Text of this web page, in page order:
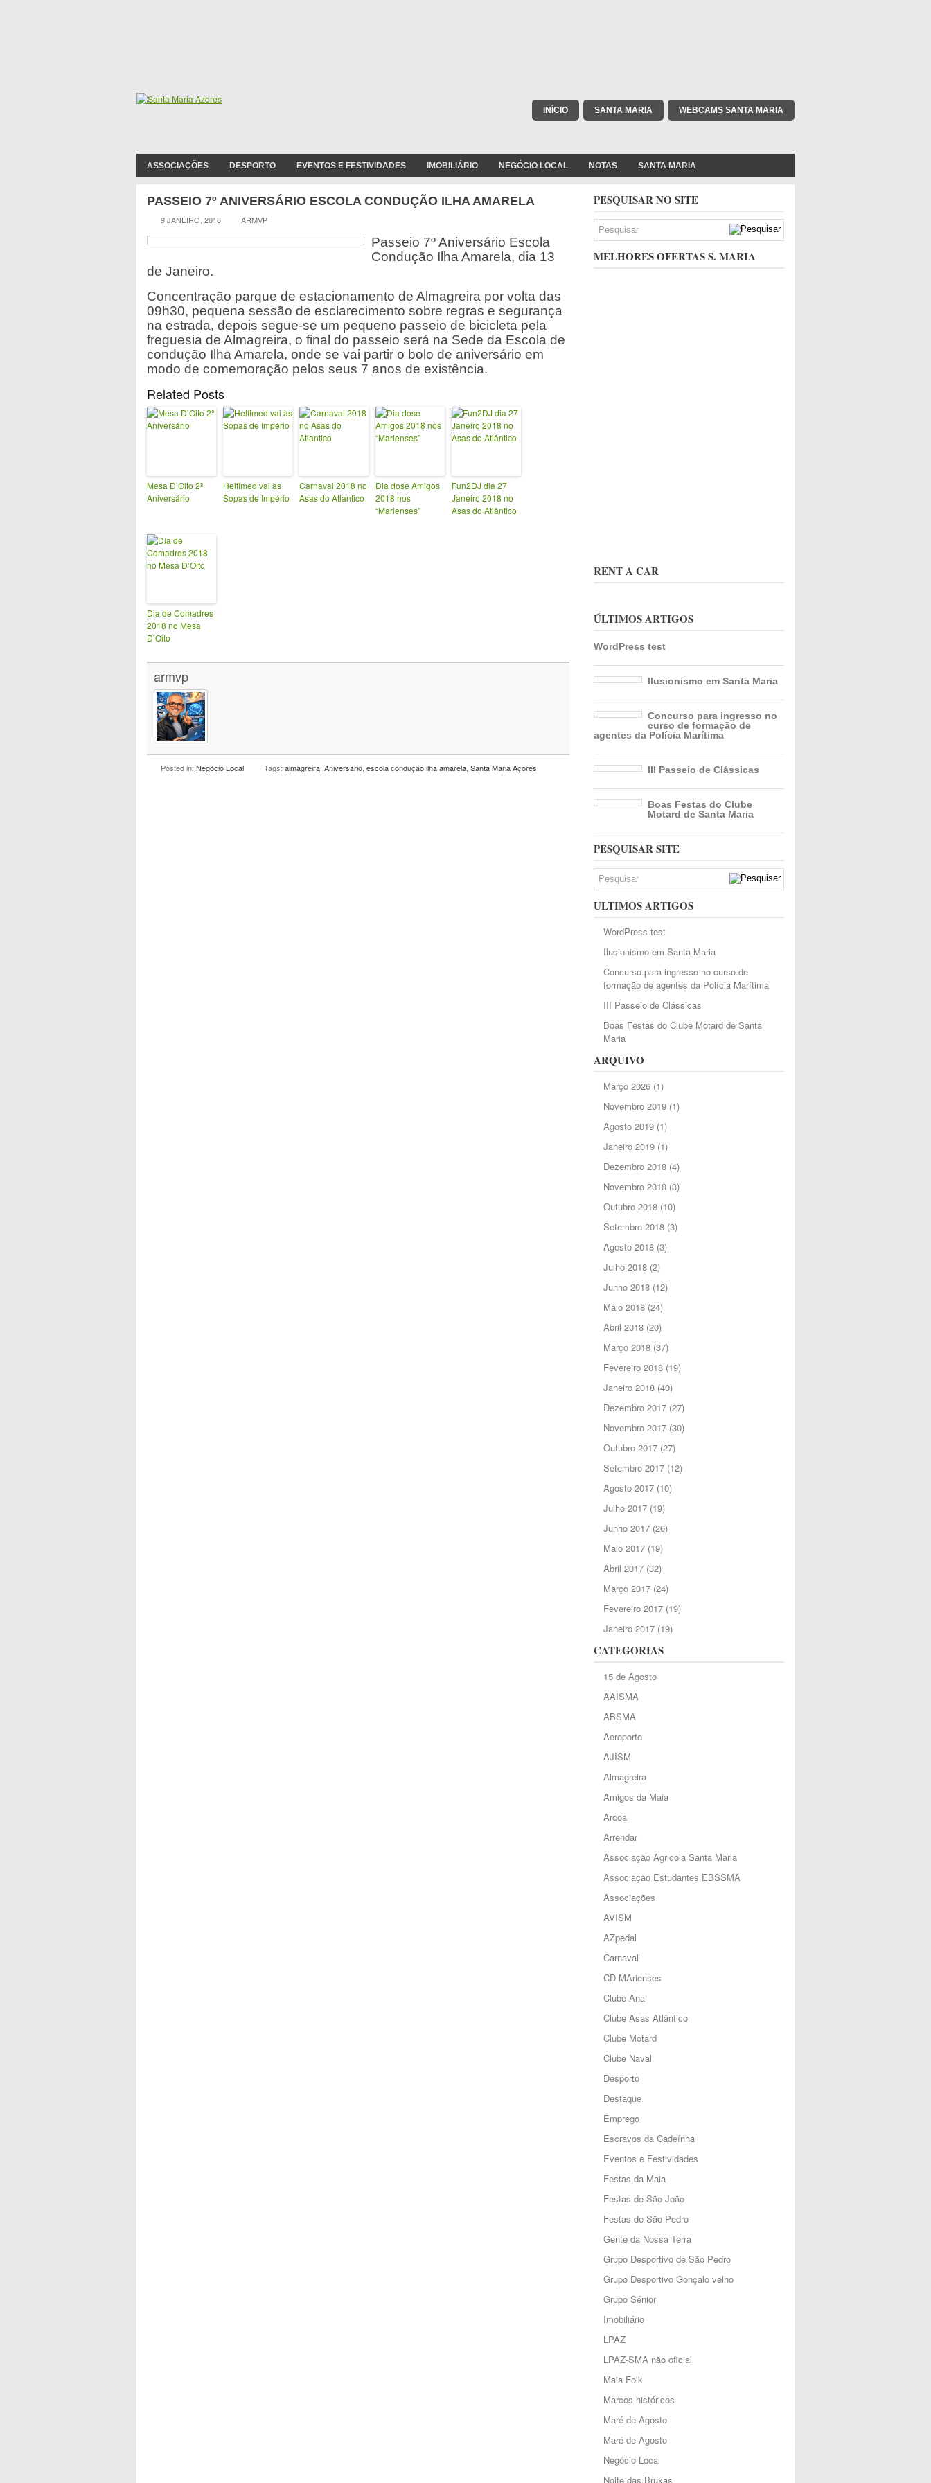
INÍCIO SANTA MARIA WEBCAMS SANTA MARIA
ASSOCIAÇÕES DESPORTO EVENTOS E FESTIVIDADES IMOBILIÁRIO NEGÓCIO LOCAL NOTAS SANTA MARIA
PASSEIO 7º ANIVERSÁRIO ESCOLA CONDUÇÃO ILHA AMARELA
9 JANEIRO, 2018 ARMVP
Passeio 7º Aniversário Escola
Condução Ilha Amarela, dia 13
de Janeiro.
Concentração parque de estacionamento de Almagreira por volta das
09h30, pequena sessão de esclarecimento sobre regras e segurança
na estrada, depois segue-se um pequeno passeio de bicicleta pela
freguesia de Almagreira, o final do passeio será na Sede da Escola de
condução Ilha Amarela, onde se vai partir o bolo de aniversário em
modo de comemoração pelos seus 7 anos de existência.
Related Posts
Mesa D’Oito 2º
Aniversário
Helfimed vai às
Sopas de Império
Carnaval 2018 no
Asas do Atlantico
Dia dose Amigos
2018 nos
“Marienses”
Fun2DJ dia 27
Janeiro 2018 no
Asas do Atlântico
Dia de Comadres
2018 no Mesa
D’Oito
armvp
Posted in: Negócio Local Tags: almagreira Aniversário escola condução ilha amarela Santa Maria Açores
PESQUISAR NO SITE
MELHORES OFERTAS S. MARIA
RENT A CAR
ÚLTIMOS ARTIGOS
WordPress test
Ilusionismo em Santa Maria
Concurso para ingresso no
curso de formação de
agentes da Polícia Marítima
III Passeio de Clássicas
Boas Festas do Clube
Motard de Santa Maria
PESQUISAR SITE
ULTIMOS ARTIGOS
WordPress test
Ilusionismo em Santa Maria
Concurso para ingresso no curso de
formação de agentes da Polícia Marítima
III Passeio de Clássicas
Boas Festas do Clube Motard de Santa
Maria
ARQUIVO
Março 2026(1)
Novembro 2019(1)
Agosto 2019(1)
Janeiro 2019(1)
Dezembro 2018(4)
Novembro 2018(3)
Outubro 2018(10)
Setembro 2018(3)
Agosto 2018(3)
Julho 2018(2)
Junho 2018(12)
Maio 2018(24)
Abril 2018(20)
Março 2018(37)
Fevereiro 2018(19)
Janeiro 2018(40)
Dezembro 2017(27)
Novembro 2017(30)
Outubro 2017(27)
Setembro 2017(12)
Agosto 2017(10)
Julho 2017(19)
Junho 2017(26)
Maio 2017(19)
Abril 2017(32)
Março 2017(24)
Fevereiro 2017(19)
Janeiro 2017(19)
CATEGORIAS
15 de Agosto
AAISMA
ABSMA
Aeroporto
AJISM
Almagreira
Amigos da Maia
Arcoa
Arrendar
Associação Agricola Santa Maria
Associação Estudantes EBSSMA
Associações
AVISM
AZpedal
Carnaval
CD MArienses
Clube Ana
Clube Asas Atlântico
Clube Motard
Clube Naval
Desporto
Destaque
Emprego
Escravos da Cadeínha
Eventos e Festividades
Festas da Maia
Festas de São João
Festas de São Pedro
Gente da Nossa Terra
Grupo Desportivo de São Pedro
Grupo Desportivo Gonçalo velho
Grupo Sénior
Imobiliário
LPAZ
LPAZ-SMA não oficial
Maia Folk
Marcos históricos
Maré de Agosto
Maré de Agosto
Negócio Local
Noite das Bruxas